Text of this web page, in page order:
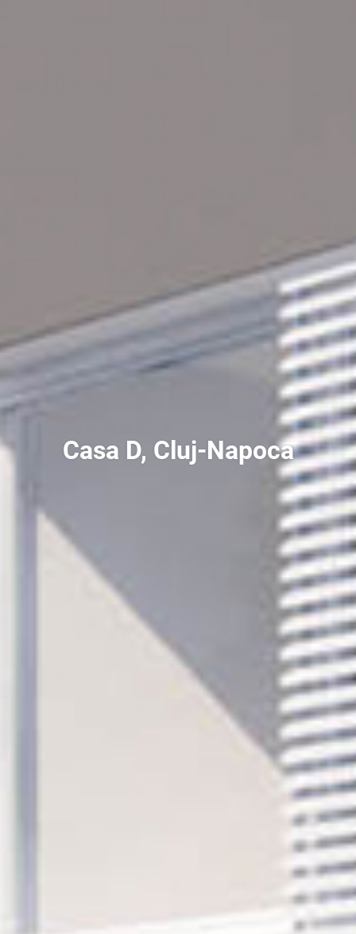
Casa D, Cluj-Napoca